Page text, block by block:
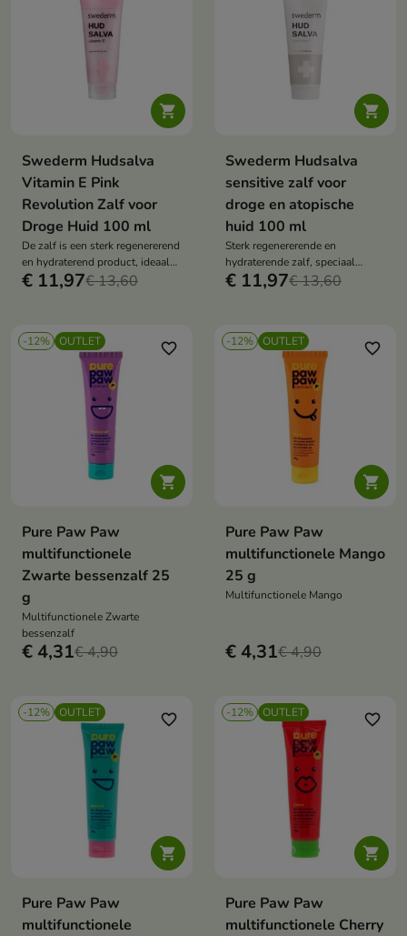

Swederm Hudsalva
Vitamin E Pink
Revolution Zalf voor
Droge Huid 100 ml
De zalf is een sterk regenererend
en hydraterend product, ideaal
voor de dagelijkse verzorging
€ 11,97€ 13,60

Swederm Hudsalva
sensitive zalf voor
droge en atopische
huid 100 ml
Sterk regenererende en
hydraterende zalf, speciaal
ontwikkeld voor de dagelijkse
€ 11,97€ 13,60
-12% OUTLET

favorite_border
Pure Paw Paw
multifunctionele
Zwarte bessenzalf 25
g
Multifunctionele Zwarte
bessenzalf
€ 4,31€ 4,90
-12% OUTLET

favorite_border
Pure Paw Paw
multifunctionele Mango
25 g
Multifunctionele Mango
€ 4,31€ 4,90
-12% OUTLET

favorite_border
Pure Paw Paw
multifunctionele
-12% OUTLET

favorite_border
Pure Paw Paw
multifunctionele Cherry